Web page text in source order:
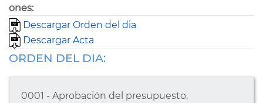
ones:
Descargar Orden del dia
Descargar Acta
ORDEN DEL DIA:
0001 - Aprobación del presupuesto,